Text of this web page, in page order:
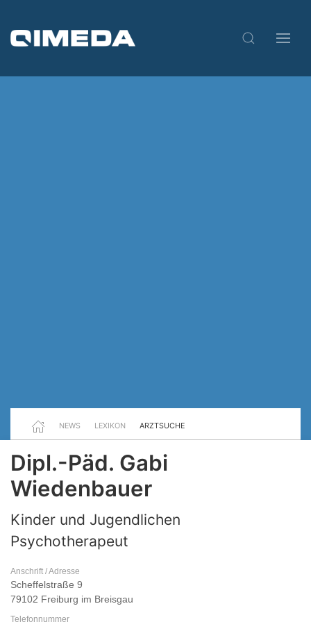
NEWS LEXIKON ARZTSUCHE
Dipl.-Päd. Gabi
Wiedenbauer
Kinder und Jugendlichen
Psychotherapeut
Anschrift / Adresse
Scheffelstraße 9
79102 Freiburg im Breisgau
Telefonnummer